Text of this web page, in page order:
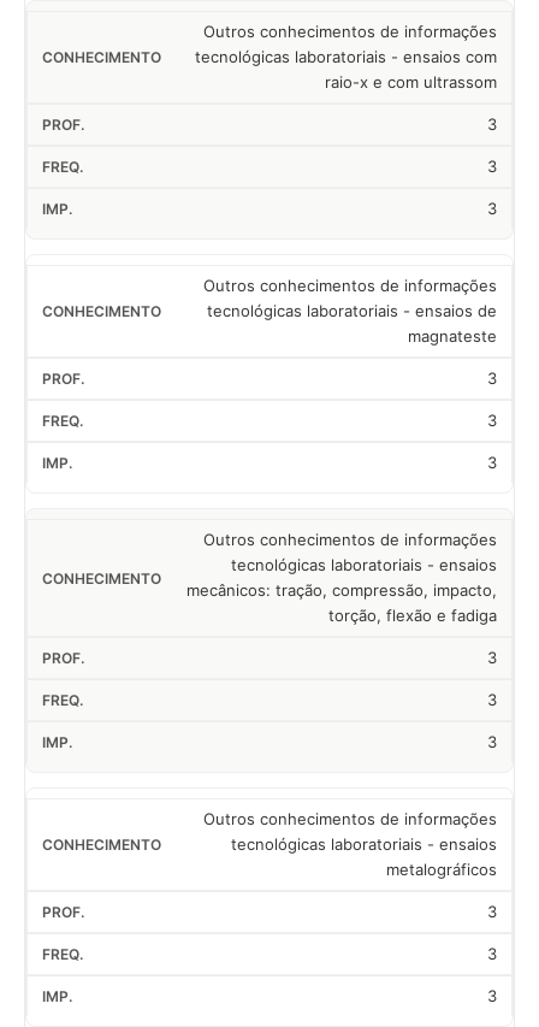
Outros conhecimentos de informações
tecnológicas laboratoriais - ensaios com
raio-x e com ultrassom
3
3
3
Outros conhecimentos de informações
tecnológicas laboratoriais - ensaios de
magnateste
3
3
3
Outros conhecimentos de informações
tecnológicas laboratoriais - ensaios
mecânicos: tração, compressão, impacto,
torção, flexão e fadiga
3
3
3
Outros conhecimentos de informações
tecnológicas laboratoriais - ensaios
metalográficos
3
3
3